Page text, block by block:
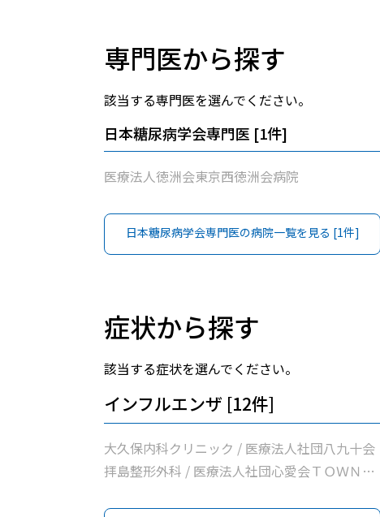
専門医から探す
該当する専門医を選んでください。
日本糖尿病学会専門医 [1件]
医療法人徳洲会東京西徳洲会病院
日本糖尿病学会専門医の病院一覧を見る [1件]
症状から探す
該当する症状を選んでください。
インフルエンザ [12件]
大久保内科クリニック / 医療法人社団八九十会
拝島整形外科 / 医療法人社団心愛会ＴＯＷＮ訪